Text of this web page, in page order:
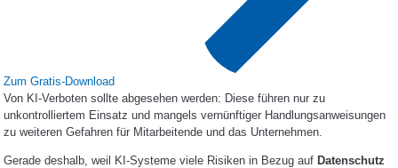
Zum Gratis-Download
Von KI-Verboten sollte abgesehen werden: Diese führen nur zu
unkontrolliertem Einsatz und mangels vernünftiger Handlungsanweisungen
zu weiteren Gefahren für Mitarbeitende und das Unternehmen.
Gerade deshalb, weil KI-Systeme viele Risiken in Bezug auf Datenschutz